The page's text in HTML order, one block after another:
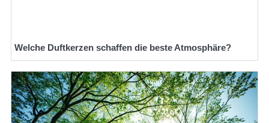
Welche Duftkerzen schaffen die beste Atmosphäre?